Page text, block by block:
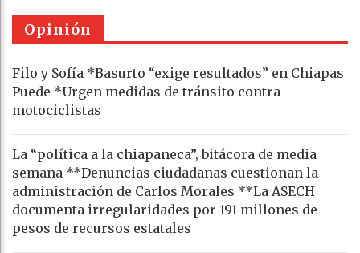
Opinión
Filo y Sofía *Basurto “exige resultados” en Chiapas
Puede *Urgen medidas de tránsito contra
motociclistas
La “política a la chiapaneca”, bitácora de media
semana **Denuncias ciudadanas cuestionan la
administración de Carlos Morales **La ASECH
documenta irregularidades por 191 millones de
pesos de recursos estatales